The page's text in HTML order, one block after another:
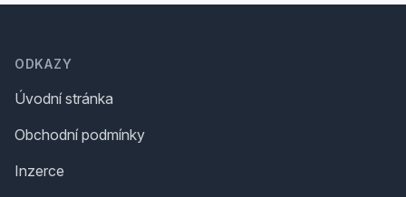
ODKAZY
Úvodní stránka
Obchodní podmínky
Inzerce